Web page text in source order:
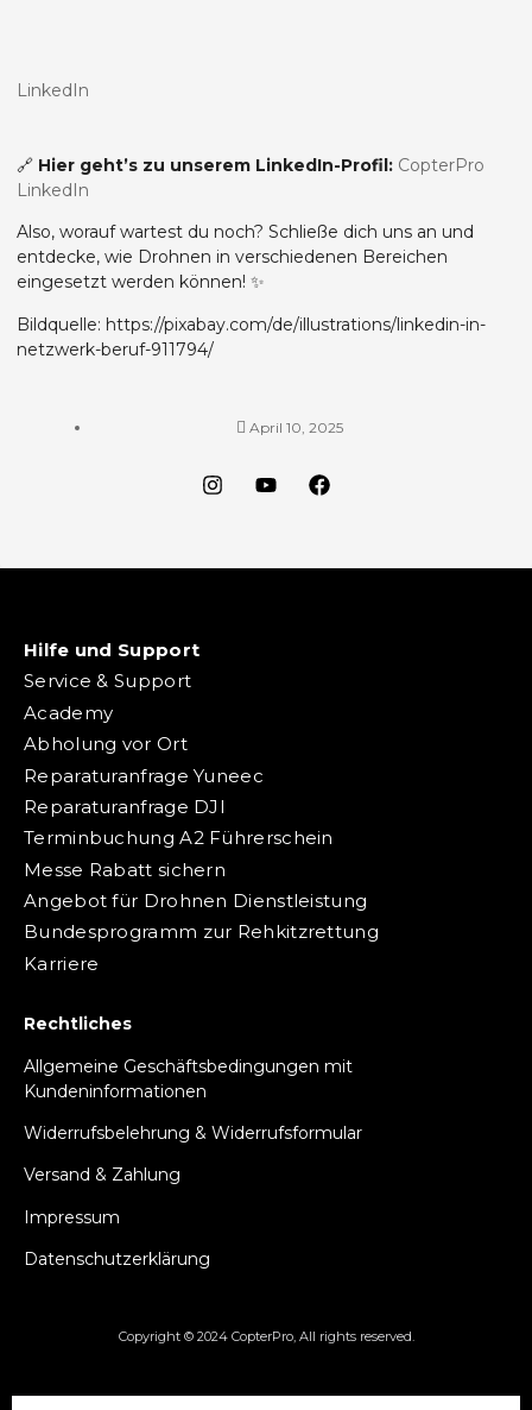
LinkedIn
🔗 Hier geht’s zu unserem LinkedIn-Profil: CopterPro
LinkedIn
Also, worauf wartest du noch? Schließe dich uns an und
entdecke, wie Drohnen in verschiedenen Bereichen
eingesetzt werden können! ✨
Bildquelle: https://pixabay.com/de/illustrations/linkedin-in-
netzwerk-beruf-911794/
April 10, 2025
Hilfe und Support
Service & Support
Academy
Abholung vor Ort
Reparaturanfrage Yuneec
Reparaturanfrage DJI
Terminbuchung A2 Führerschein
Messe Rabatt sichern
Angebot für Drohnen Dienstleistung
Bundesprogramm zur Rehkitzrettung
Karriere
Rechtliches
Allgemeine Geschäftsbedingungen mit
Kundeninformationen
Widerrufsbelehrung & Widerrufsformular
Versand & Zahlung
Impressum
Datenschutzerklärung
Copyright © 2024 CopterPro, All rights reserved.